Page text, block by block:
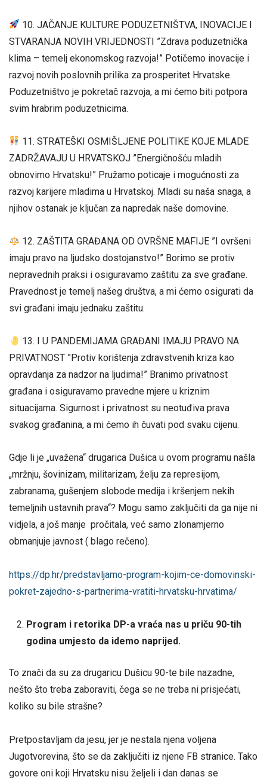
10. JAČANJE KULTURE PODUZETNIŠTVA, INOVACIJE I
STVARANJA NOVIH VRIJEDNOSTI ”Zdrava poduzetnička
klima – temelj ekonomskog razvoja!” Potičemo inovacije i
razvoj novih poslovnih prilika za prosperitet Hrvatske.
Poduzetništvo je pokretač razvoja, a mi ćemo biti potpora
svim hrabrim poduzetnicima.
11. STRATEŠKI OSMIŠLJENE POLITIKE KOJE MLADE
ZADRŽAVAJU U HRVATSKOJ ”Energičnošću mladih
obnovimo Hrvatsku!” Pružamo poticaje i mogućnosti za
razvoj karijere mladima u Hrvatskoj. Mladi su naša snaga, a
njihov ostanak je ključan za napredak naše domovine.
12. ZAŠTITA GRAĐANA OD OVRŠNE MAFIJE ”I ovršeni
imaju pravo na ljudsko dostojanstvo!” Borimo se protiv
nepravednih praksi i osiguravamo zaštitu za sve građane.
Pravednost je temelj našeg društva, a mi ćemo osigurati da
svi građani imaju jednaku zaštitu.
13. I U PANDEMIJAMA GRAĐANI IMAJU PRAVO NA
PRIVATNOST ”Protiv korištenja zdravstvenih kriza kao
opravdanja za nadzor na ljudima!” Branimo privatnost
građana i osiguravamo pravedne mjere u kriznim
situacijama. Sigurnost i privatnost su neotuđiva prava
svakog građanina, a mi ćemo ih čuvati pod svaku cijenu.
Gdje li je „uvažena“ drugarica Dušica u ovom programu našla
„mržnju, šovinizam, militarizam, želju za represijom,
zabranama, gušenjem slobode medija i kršenjem nekih
temeljnih ustavnih prava“? Mogu samo zaključiti da ga nije ni
vidjela, a još manje pročitala, već samo zlonamjerno
obmanjuje javnost ( blago rečeno).
https://dp.hr/predstavljamo-program-kojim-ce-domovinski-
pokret-zajedno-s-partnerima-vratiti-hrvatsku-hrvatima/
Program i retorika DP-a vraća nas u priču 90-tih
godina umjesto da idemo naprijed.
To znači da su za drugaricu Dušicu 90-te bile nazadne,
nešto što treba zaboraviti, čega se ne treba ni prisjećati,
koliko su bile strašne?
Pretpostavljam da jesu, jer je nestala njena voljena
Jugotvorevina, što se da zaključiti iz njene FB stranice. Tako
govore oni koji Hrvatsku nisu željeli i dan danas se